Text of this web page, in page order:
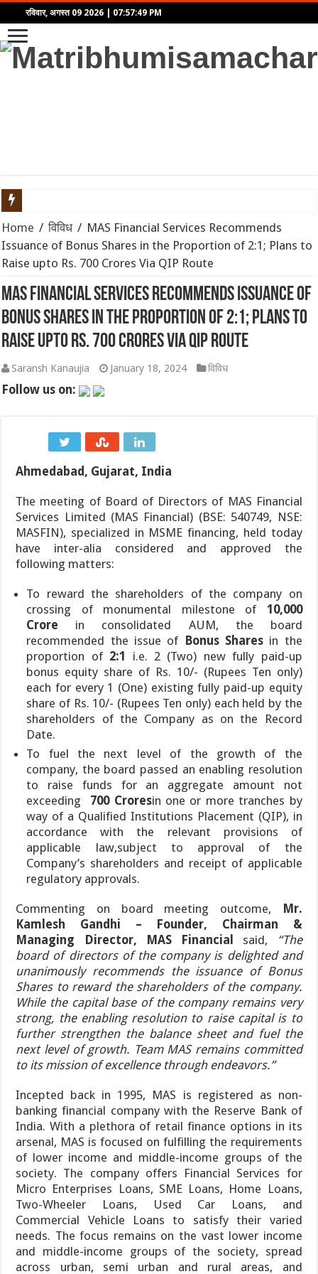
रविवार, अगस्त 09 2026 07:57:49 PM
खुद को केवल शरीर या मन समझना है बड़ा भ्रम! अष्टावक्र गीता से समझें
10 से 16 अगस्त 2026 का साप्ताहिक राशिफल: जानें इस हफ्ते किन
होर्मुज जलडमरूमध्य में अमेरिका-ईरान तनाव से समुद्री मार्ग बाधित:
सोने की कीमतों में रिकॉर्ड उछाल: जानिए क्यों बढ़ रहे हैं भाव और निवेशकों के
चोट के बाद धमाकेदार वापसी: असम की अश्मिता चालिहा ने कोरिया
NSE और BSE का मॉक ट्रेडिंग सेशन: जानिए क्यों हुई शनिवार को
Tata Motors Onam Festive Offer 2026: ओणम पर टाटा कार
Home / विविध / MAS Financial Services Recommends
Issuance of Bonus Shares in the Proportion of 2:1; Plans to
Raise upto Rs. 700 Crores Via QIP Route
MAS Financial Services Recommends Issuance of
Bonus Shares in the Proportion of 2:1; Plans to
Raise upto Rs. 700 Crores Via QIP Route
Saransh Kanaujia January 18, 2024 विविध
Follow us on:
Ahmedabad, Gujarat, India
The meeting of Board of Directors of MAS Financial
Services Limited (MAS Financial) (BSE: 540749, NSE:
MASFIN), specialized in MSME financing, held today
have inter-alia considered and approved the
following matters:
To reward the shareholders of the company on
crossing of monumental milestone of 10,000
Crore in consolidated AUM, the board
recommended the issue of Bonus Shares in the
proportion of 2:1
i.e. 2 (Two) new fully paid-up
bonus equity share of Rs. 10/- (Rupees Ten only)
each for every 1 (One) existing fully paid-up equity
share of Rs. 10/- (Rupees Ten only) each held by the
shareholders of the Company as on the Record
Date.
To fuel the next level of the growth of the
company, the board passed an enabling resolution
to raise funds for an aggregate amount not
exceeding
700 Croresin one or more tranches by
way of a Qualified Institutions Placement (QIP), in
accordance with the relevant provisions of
applicable law,subject to approval of the
Company’s shareholders and receipt of applicable
regulatory approvals.
Commenting on board meeting outcome,
Mr.
Kamlesh Gandhi – Founder, Chairman &
Managing Director, MAS Financial
said,
“The
board of directors of the company is delighted and
unanimously recommends the issuance of Bonus
Shares to reward the shareholders of the company.
While the capital base of the company remains very
strong, the enabling resolution to raise capital is to
further strengthen the balance sheet and fuel the
next level of growth. Team MAS remains committed
to its mission of excellence through endeavors.”
Incepted back in 1995, MAS is registered as non-
banking financial company with the Reserve Bank of
India. With a plethora of retail finance options in its
arsenal, MAS is focused on fulfilling the requirements
of lower income and middle-income groups of the
society. The company offers Financial Services for
Micro Enterprises Loans, SME Loans, Home Loans,
Two-Wheeler Loans, Used Car Loans, and
Commercial Vehicle Loans to satisfy their varied
needs. The focus remains on the vast lower income
and middle-income groups of the society, spread
across urban, semi urban and rural areas, and